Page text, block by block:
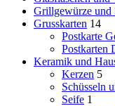
Grillgewürze und
Grusskarten 14
Postkarte
Postkarten
Keramik und
Kerzen 5
Schüsseln
Seife 1